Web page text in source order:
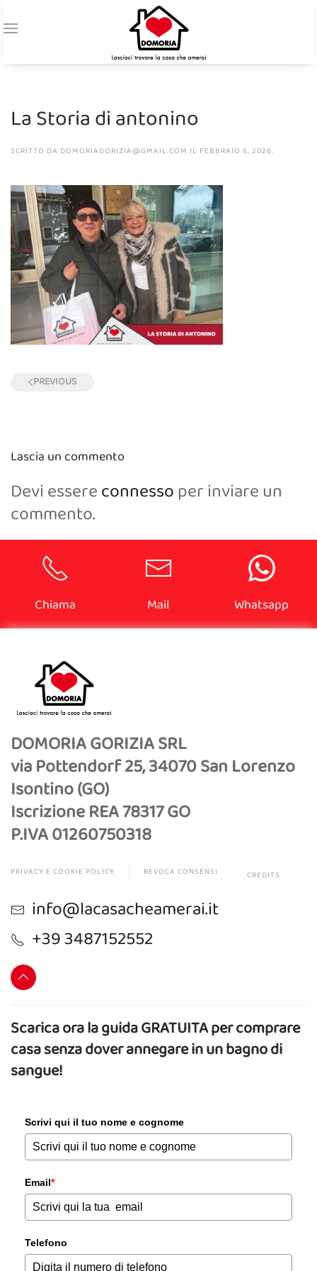
La Storia di antonino
SCRITTO DA DOMORIAGORIZIA@GMAIL.COM IL FEBBRAIO 6, 2026.
PREVIOUS
Lascia un commento
Devi essereconnessoper inviare un
commento.
Chiama Mail Whatsapp
DOMORIA GORIZIA SRL
via Pottendorf 25, 34070 San Lorenzo
Isontino (GO)
Iscrizione REA 78317 GO
P.IVA 01260750318
PRIVACY E COOKIE POLICY REVOCA CONSENSI CREDITS
info@lacasacheamerai.it
+39 3487152552
Scarica ora la guida GRATUITA per comprare
casa senza dover annegare in un bagno di
sangue!
Scrivi qui il tuo nome e cognome
Email*
Telefono